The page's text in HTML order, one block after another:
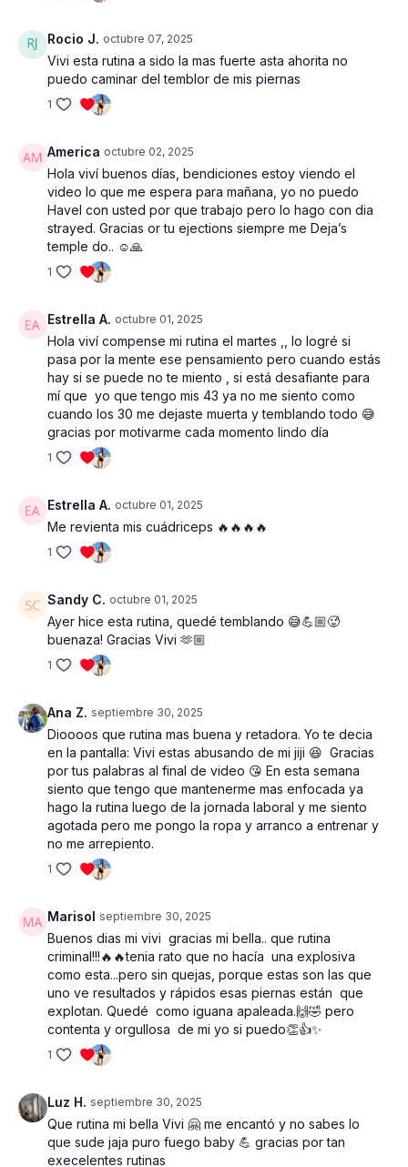
Rocio J. octubre 07, 2025
Vivi esta rutina a sido la mas fuerte asta ahorita no
puedo caminar del temblor de mis piernas
1
America octubre 02, 2025
Hola viví buenos días, bendiciones estoy viendo el
video lo que me espera para mañana, yo no puedo
Havel con usted por que trabajo pero lo hago con dia
strayed. Gracias or tu ejections siempre me Deja’s
temple do.. ☺️🙏
1
Estrella A. octubre 01, 2025
Hola viví compense mi rutina el martes ,, lo logré si
pasa por la mente ese pensamiento pero cuando estás
hay si se puede no te miento , si está desafiante para
mí que yo que tengo mis 43 ya no me siento como
cuando los 30 me dejaste muerta y temblando todo 😅
gracias por motivarme cada momento lindo día
1
Estrella A. octubre 01, 2025
Me revienta mis cuádriceps 🔥🔥🔥🔥
1
Sandy C. octubre 01, 2025
Ayer hice esta rutina, quedé temblando 😅💪🏼🥵
buenaza! Gracias Vivi 🫶🏼
1
Ana Z. septiembre 30, 2025
Dioooos que rutina mas buena y retadora. Yo te decia
en la pantalla: Vivi estas abusando de mi jiji 😆 Gracias
por tus palabras al final de video 😘 En esta semana
siento que tengo que mantenerme mas enfocada ya
hago la rutina luego de la jornada laboral y me siento
agotada pero me pongo la ropa y arranco a entrenar y
no me arrepiento.
1
Marisol septiembre 30, 2025
Buenos dias mi vivi gracias mi bella.. que rutina
criminal!!!🔥🔥tenia rato que no hacía una explosiva
como esta...pero sin quejas, porque estas son las que
uno ve resultados y rápidos esas piernas están que
explotan. Quedé como iguana apaleada.🙌🤣 pero
contenta y orgullosa de mi yo si puedo👏👍✨️
1
Luz H. septiembre 30, 2025
Que rutina mi bella Vivi 🤗 me encantó y no sabes lo
que sude jaja puro fuego baby 💪 gracias por tan
execelentes rutinas